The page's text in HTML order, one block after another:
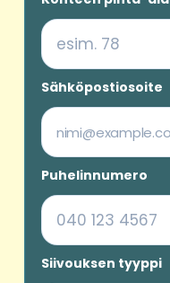
Sähköpostiosoite
Puhelinnumero
Siivouksen tyyppi